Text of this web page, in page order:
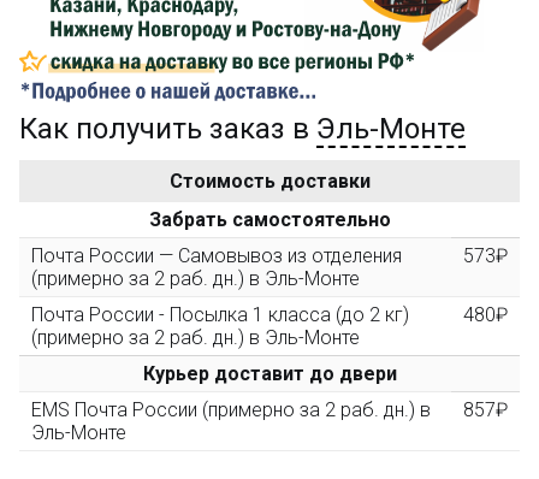
...на следующий заказ
Золотая скидка
персональная
10%
3000 рублей, Вы получите постоянную скидку на все
повторные заказы - 10%
Скидка за обзор
(фото сборки) до 10%
Пришлите фото поэтапной сборки купленного
конструктора и получите дополнительную скидку
10% при покупке следующего набора (не дороже 10
Как получить заказ в Эль-Монте
Стоимость доставки
Забрать самостоятельно
Почта России — Самовывоз из отделения
(примерно за 2 раб. дн.) в Эль-Монте
573₽
Почта России - Посылка 1 класса (до 2 кг)
(примерно за 2 раб. дн.) в Эль-Монте
480₽
Курьер доставит до двери
EMS Почта России (примерно за 2 раб. дн.) в
Эль-Монте
857₽